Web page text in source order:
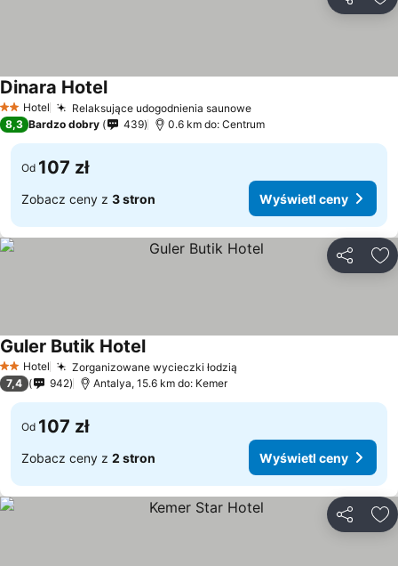
2 Kategoria
Hotel Relaksujące udogodnienia saunoweWyświetl ceny
Dinara HotelWyświetl ceny
8,3 Bardzo dobry 439 0.6 km do: Centrum
Od 107 zł
Zobacz ceny z 3 stron Wyświetl ceny
2 Kategoria
Hotel Zorganizowane wycieczki łodzią
Guler Butik HotelWyświetl ceny
7,4 942 Antalya, 15.6 km do: Kemer
Od 107 zł
Zobacz ceny z 2 stron Wyświetl ceny